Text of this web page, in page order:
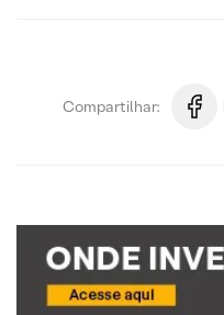
Compartilhar: